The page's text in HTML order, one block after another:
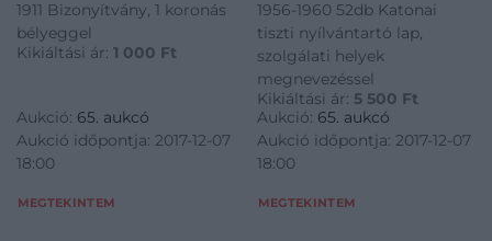
1911 Bizonyítvány, 1 koronás
bélyeggel
Kikiáltási ár: 1 000 Ft
Aukció: 65. aukcó
Aukció időpontja: 2017-12-07
18:00
MEGTEKINTEM
1956-1960 52db Katonai
tiszti nyílvántartó lap,
szolgálati helyek
megnevezéssel
Kikiáltási ár: 5 500 Ft
Aukció: 65. aukcó
Aukció időpontja: 2017-12-07
18:00
MEGTEKINTEM